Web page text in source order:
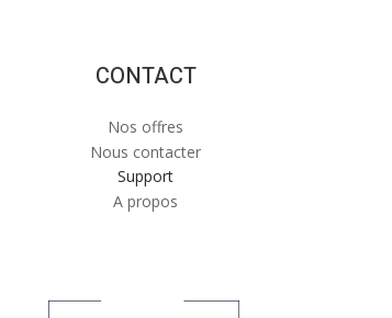
CONTACT
Nos offres
Nous contacter
Support
A propos